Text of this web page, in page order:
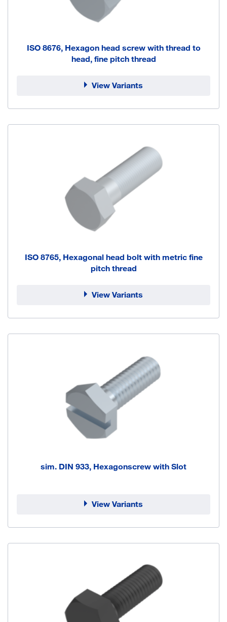
ISO 8676, Hexagon head screw with thread to
head, fine pitch thread
View Variants
ISO 8765, Hexagonal head bolt with metric fine
pitch thread
View Variants
sim. DIN 933, Hexagonscrew with Slot
View Variants